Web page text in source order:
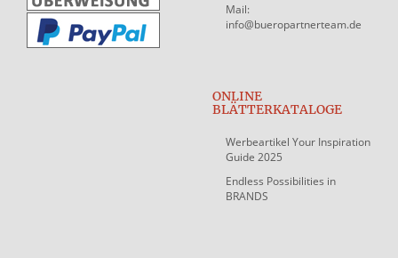
Mail:
info@bueropartnerteam.de
ONLINE
BLÄTTERKATALOGE
Werbeartikel Your Inspiration
Guide 2025
Endless Possibilities in
BRANDS